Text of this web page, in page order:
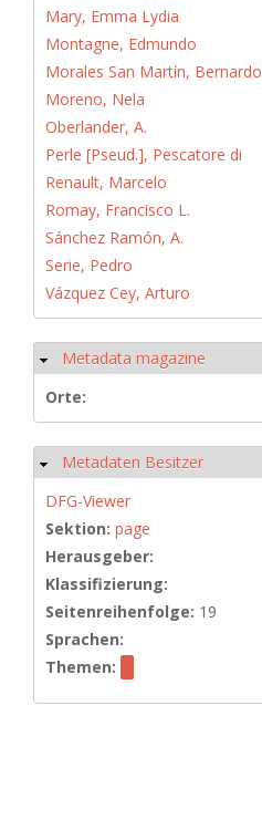
Mary, Emma Lydia
Montagne, Edmundo
Morales San Martín, Bernardo
Moreno, Nela
Oberlander, A.
Perle [Pseud.], Pescatore di
Renault, Marcelo
Romay, Francisco L.
Sánchez Ramón, A.
Serie, Pedro
Vázquez Cey, Arturo
Ausblenden
Metadata magazine
Orte:
Ausblenden
Metadaten Besitzer
DFG-Viewer
Sektion: page
Herausgeber:
Klassifizierung:
Seitenreihenfolge: 19
Sprachen:
Themen: